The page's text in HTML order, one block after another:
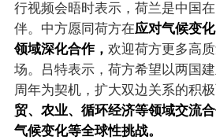
行视频会晤时表示，荷兰是中国
伴。中方愿同荷方在应对气候变
领域深化合作， 欢迎荷方更多高
场。吕特表示，荷方希望以两国
周年为契机，扩大双边关系的积极
贸、农业、循环经济等领域交流合
气候变化等全球性挑战。